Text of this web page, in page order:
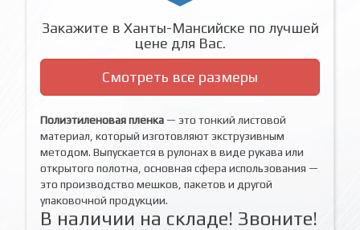
Закажите в Ханты-Мансийске по лучшей
цене для Вас.
Смотреть все размеры
Полиэтиленовая пленка — это тонкий листовой
материал, который изготовляют экструзивным
методом. Выпускается в рулонах в виде рукава или
открытого полотна, основная сфера использования —
это производство мешков, пакетов и другой
упаковочной продукции.
В наличии на складе! Звоните!